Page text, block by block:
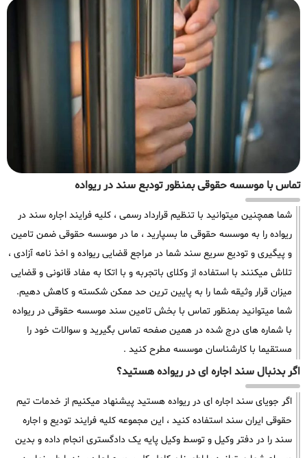
تماس با موسسه حقوقی بمنظور تودبع سند در ریواده
شما همچنین میتوانید با تنظیم قرارداد رسمی ، کلیه فرایند اجاره سند در
ریواده را به موسسه حقوقی ما بسپارید ، ما در موسسه حقوقی ضمن تامین
و پیگیری و تودیع سریع سند شما در مراجع قضایی ریواده و اخذ نامه آزادی ،
تلاش میکنند با استفاده از وکلای باتجربه و با اتکا به مفاد قانونی و قضایی
میزان قرار وثیقه شما را به پایین ترین حد ممکن شکسته و کاهش دهیم.
شما میتوانید بمنظور تماس با بخش تامین سند موسسه حقوقی در ریواده
با شماره های درج شده در همین صفحه تماس بگیرید و سوالات خود را
مستقیما با کارشناسان موسسه مطرح کنید .
اگر بدنبال سند اجاره ای در ریواده هستید؟
اگر جویای سند اجاره ای در ریواده هستید پیشنهاد میکنیم از خدمات تیم
حقوقی ایران سند استفاده کنید ، این مجموعه کلیه فرایند تودیع و اجاره
سند را در دفتر وکیل و توسط وکیل پایه یک دادگستری انجام داده و بدین